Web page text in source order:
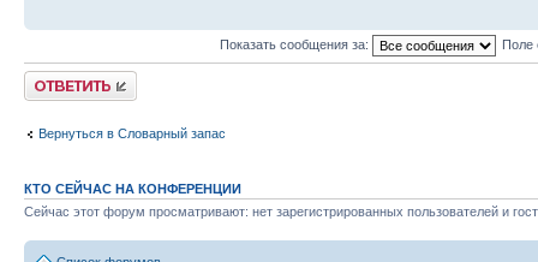
Показать сообщения за: Поле
Ответить
Вернуться в Словарный запас
КТО СЕЙЧАС НА КОНФЕРЕНЦИИ
Сейчас этот форум просматривают: нет зарегистрированных пользователей и